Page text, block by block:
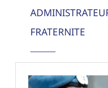
FRATERNITE